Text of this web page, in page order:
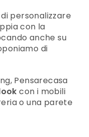
personalizzare
con la
anche su
di
Pensarecasa
con i mobili
o una parete